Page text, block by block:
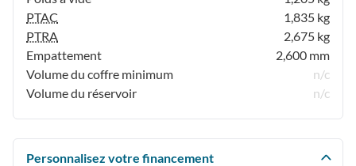
PTAC
1,835 kg
PTRA
2,675 kg
Empattement
2,600 mm
Volume du coffre minimum
n/c
Volume du réservoir
n/c
Personnalisez votre financement